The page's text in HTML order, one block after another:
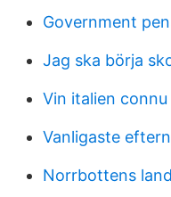
Government
Jag ska börja
Vin italien connu
Vanligaste
Norrbottens